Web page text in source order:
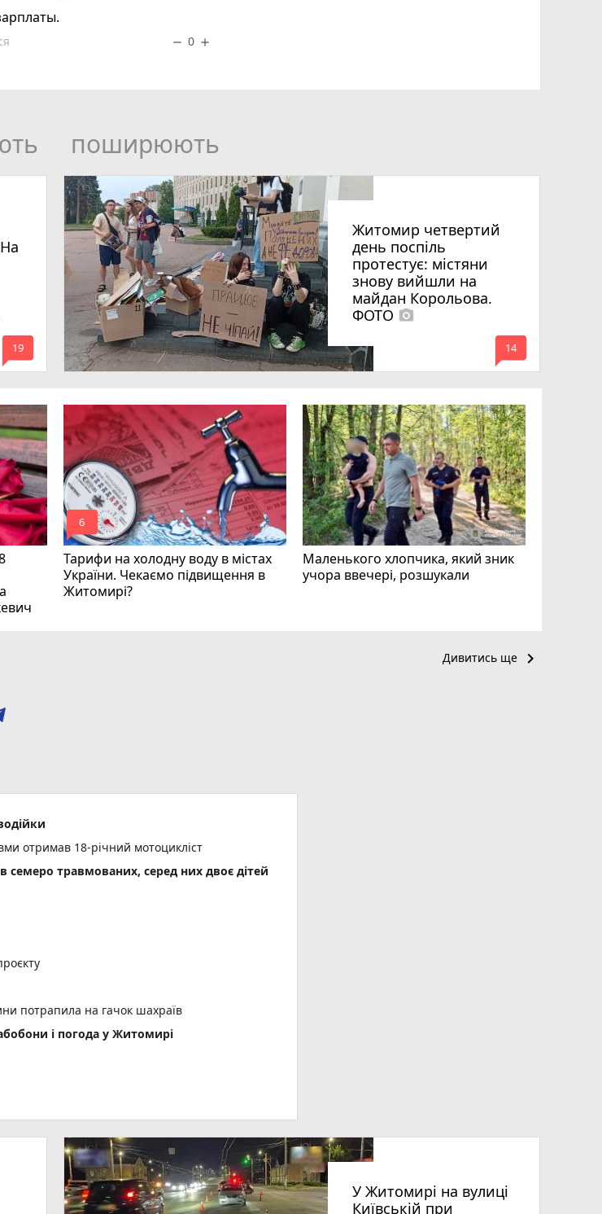
remove 0 add
поширюють
mode_comment
19
Житомир четвертий
день поспіль
протестує: містяни
знову вийшли на
майдан Корольова.
ФОТО photo_camera
mode_comment
14
Тарифи на холодну воду в містах
України. Чекаємо підвищення в
Житомирі?
mode_comment
6
Маленького хлопчика, який зник
учора ввечері, розшукали
Дивитись ще keyboard_arrow_right
отримав 18-річний мотоцикліст
семеро травмованих, серед них двоє дітей
потрапила на гачок шахраїв
і погода у Житомирі
У Житомирі на вулиці
Київській при